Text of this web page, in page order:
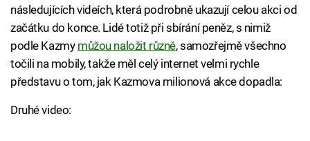
následujících videích, která podrobně ukazují celou akci od
začátku do konce. Lidé totiž při sbírání peněz, s nimiž
podle Kazmy můžou naložit různě, samozřejmě všechno
točili na mobily, takže měl celý internet velmi rychle
představu o tom, jak Kazmova milionová akce dopadla:
Druhé video: